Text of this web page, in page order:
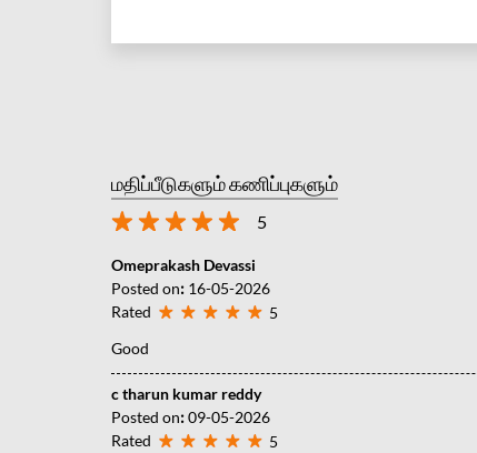
மதிப்பீடுகளும் கணிப்புகளும்
5
Omeprakash Devassi
Posted on: 16-05-2026
Rated
5
Good
c tharun kumar reddy
Posted on: 09-05-2026
Rated
5